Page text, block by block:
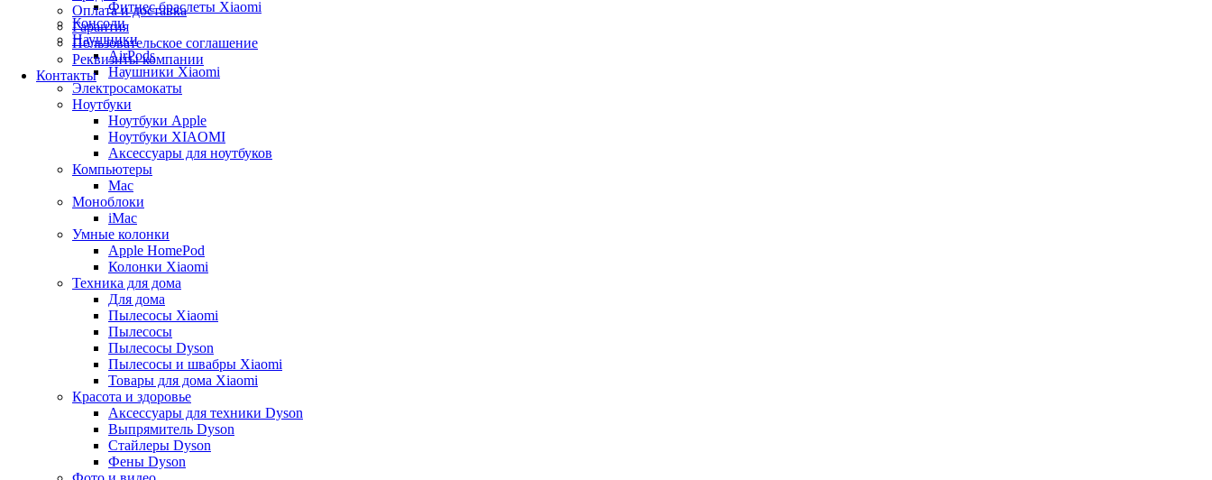
Оплата и доставка
Гарантия
Пользовательское соглашение
Реквизиты компании
Контакты
Фитнес браслеты Xiaomi
Консоли
Наушники
AirPods
Наушники Xiaomi
Электросамокаты
Ноутбуки
Ноутбуки Apple
Ноутбуки XIAOMI
Аксессуары для ноутбуков
Компьютеры
Mac
Моноблоки
iMac
Умные колонки
Apple HomePod
Колонки Xiaomi
Техника для дома
Для дома
Пылесосы Xiaomi
Пылесосы
Пылесосы Dyson
Пылесосы и швабры Xiaomi
Товары для дома Xiaomi
Красота и здоровье
Аксессуары для техники Dyson
Выпрямитель Dyson
Стайлеры Dyson
Фены Dyson